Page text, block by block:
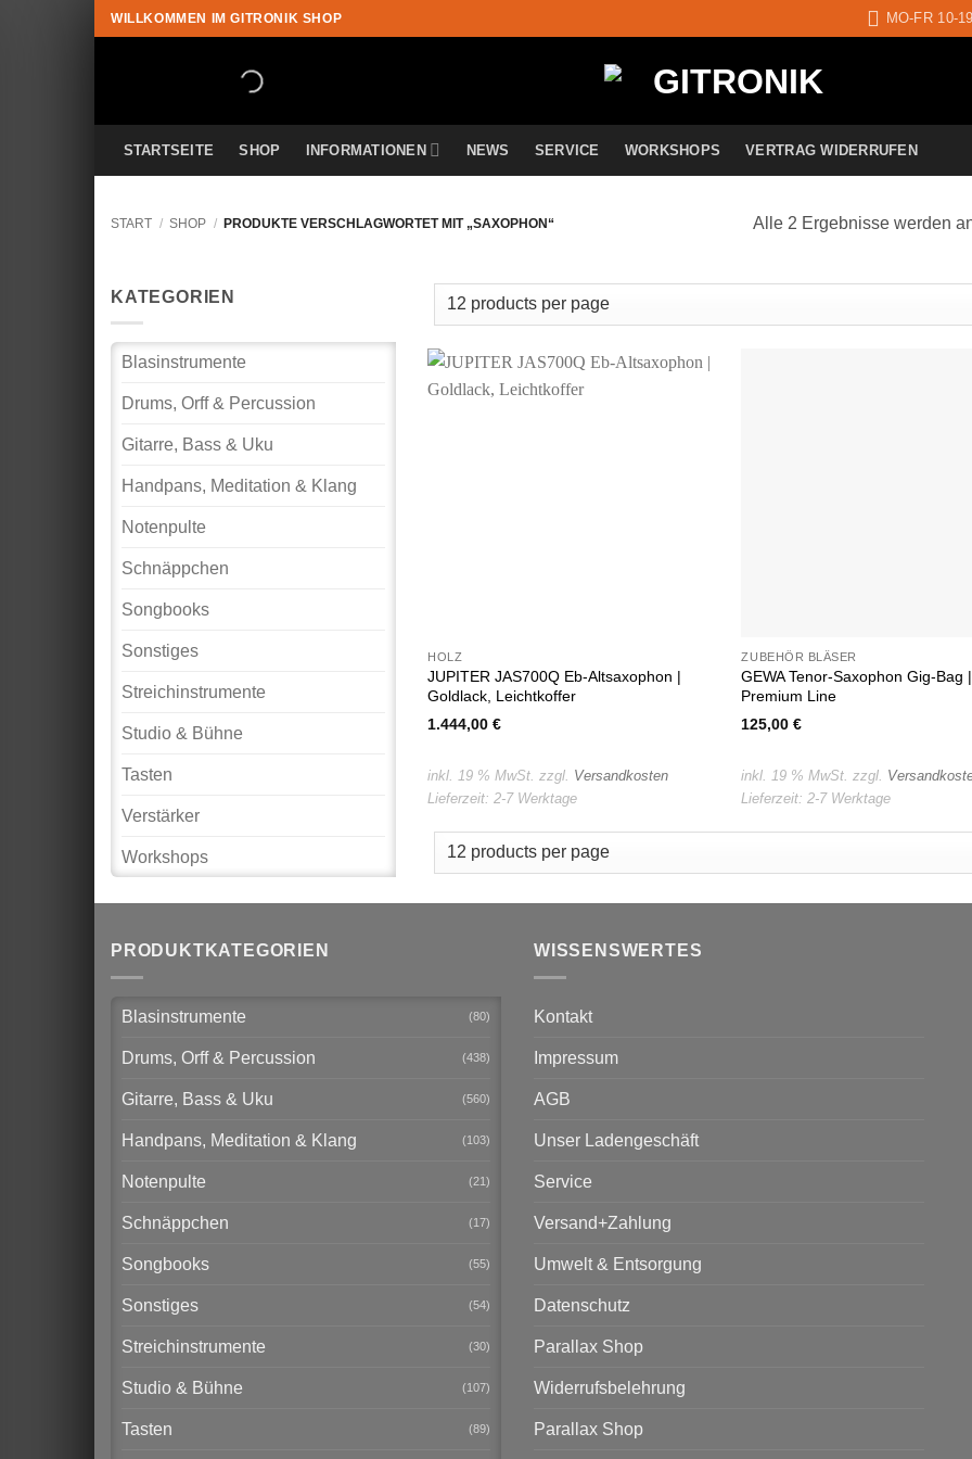
Zum
Inhalt
WILLKOMMEN IM GITRONIK SHOP MO-FR 10-
STARTSEITE SHOP INFORMATIONEN NEWS SERVICE WORKSHOPS VERTRAG WIDERRUFEN
START / SHOP / PRODUKTE VERSCHLAGWORTET MIT „SAXOPHON“ Alle 2 Ergebnisse werden
KATEGORIEN
Blasinstrumente
Drums, Orff & Percussion
Gitarre, Bass & Uku
Handpans, Meditation & Klang
Notenpulte
Schnäppchen
Songbooks
Sonstiges
Streichinstrumente
Studio & Bühne
Tasten
Verstärker
Workshops
HOLZ
JUPITER JAS700Q Eb-Altsaxophon |
Goldlack, Leichtkoffer
1.444,00€
inkl. 19 % MwSt. zzgl. Versandkosten
Lieferzeit:2-7 Werktage
ZUBEHÖR BLÄSER
GEWA Tenor-Saxophon Gig-Bag |
Premium Line
125,00€
inkl. 19 % MwSt. zzgl.
Lieferzeit:2-7 Werktage
PRODUKTKATEGORIEN
Blasinstrumente (80)
Drums, Orff & Percussion (438)
Gitarre, Bass & Uku (560)
Handpans, Meditation & Klang (103)
Notenpulte (21)
Schnäppchen (17)
Songbooks (55)
Sonstiges (54)
Streichinstrumente (30)
Studio & Bühne (107)
Tasten (89)
WISSENSWERTES
Kontakt
Impressum
AGB
Unser Ladengeschäft
Service
Versand+Zahlung
Umwelt & Entsorgung
Datenschutz
Parallax Shop
Widerrufsbelehrung
Parallax Shop